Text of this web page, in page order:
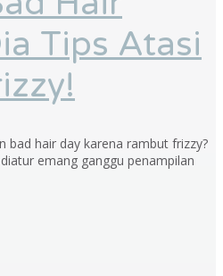
Tips Atasi
bad hair day karena rambut frizzy?
emang ganggu penampilan